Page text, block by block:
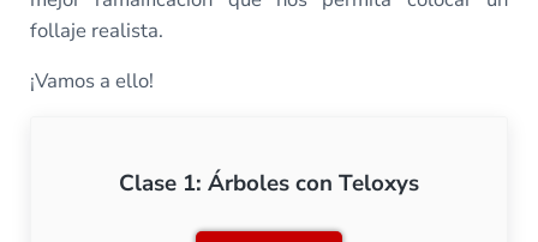
follaje realista.
¡Vamos a ello!
Clase 1: Árboles con Teloxys